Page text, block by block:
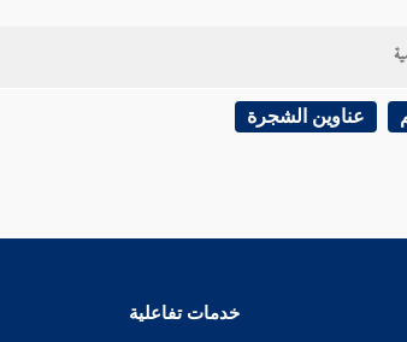
عناوين الشجرة
خدمات تفاعلية